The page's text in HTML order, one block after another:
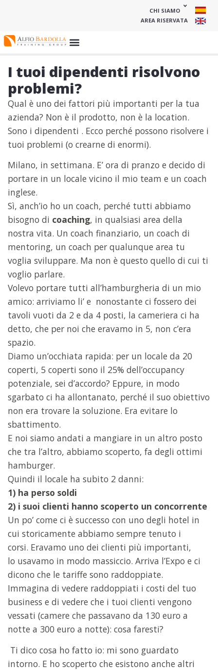
CHI SIAMO
AREA RISERVATA
I tuoi dipendenti risolvono
problemi?
Qual è uno dei fattori più importanti per la tua
azienda? Non è il prodotto, non è la location.
Sono i dipendenti . Ecco perché possono risolvere i
tuoi problemi (o crearne di enormi).
Milano, in settimana. E’ ora di pranzo e decido di
portare in un locale vicino il mio team e un coach
inglese.
Sì, anch’io ho un coach, perché tutti abbiamo
bisogno di coaching, in qualsiasi area della
nostra vita. Un coach finanziario, un coach di
mentoring, un coach per qualunque area tu
voglia sviluppare. Ma non è questo quello di cui ti
voglio parlare.
Volevo portare tutti all’hamburgheria di un mio
amico: arriviamo li’ e nonostante ci fossero dei
tavoli vuoti da 2 e da 4 posti, la cameriera ci ha
detto, che per noi che eravamo in 5, non c’era
spazio.
Diamo un’occhiata rapida: per un locale da 20
coperti, 5 coperti sono il 25% dell’occupancy
potenziale, sei d’accordo? Eppure, in modo
sgarbato ci ha allontanato, perché il suo obiettivo
non era trovare la soluzione. Era evitare lo
sbattimento.
E noi siamo andati a mangiare in un altro posto
che tra l’altro, abbiamo scoperto, fa degli ottimi
hamburger.
Quindi il locale ha subito 2 danni:
1) ha perso soldi
2) i suoi clienti hanno scoperto un concorrente
Un po’ come ci è successo con uno degli hotel in
cui storicamente abbiamo sempre tenuto i
corsi. Eravamo uno dei clienti più importanti,
lo usavamo in modo massiccio. Arriva l’Expo e ci
dicono che le tariffe sono raddoppiate.
Immagina di vedere raddoppiati i costi del tuo
business e di vedere che i tuoi clienti vengono
vessati (camere che passavano da 130 euro a
notte a 300 euro a notte): cosa faresti?
Ti dico cosa ho fatto io: mi sono guardato
intorno. E ho scoperto che esistono anche altri